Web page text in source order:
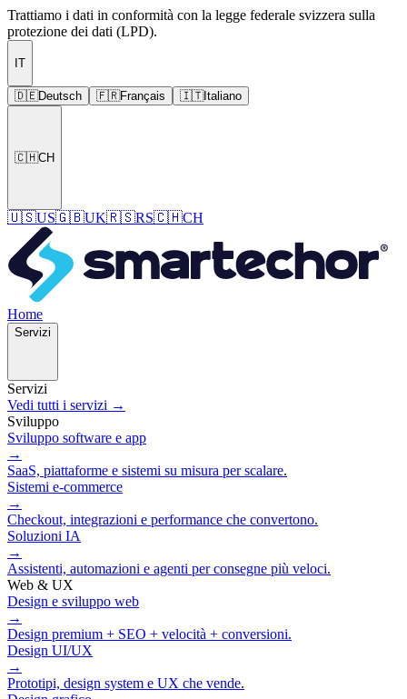
Trattiamo i dati in conformità con la legge federale svizzera sulla
protezione dei dati (LPD).
IT
🇩🇪Deutsch 🇫🇷Français 🇮🇹Italiano
🇨🇭CH
🇺🇸US🇬🇧UK🇷🇸RS🇨🇭CH
Home
Servizi
Servizi
Vedi tutti i servizi →
Sviluppo
Sviluppo software e app
→
SaaS, piattaforme e sistemi su misura per scalare.
Sistemi e‑commerce
→
Checkout, integrazioni e performance che convertono.
Soluzioni IA
→
Assistenti, automazioni e agenti per consegne più veloci.
Web & UX
Design e sviluppo web
→
Design premium + SEO + velocità + conversioni.
Design UI/UX
→
Prototipi, design system e UX che vende.